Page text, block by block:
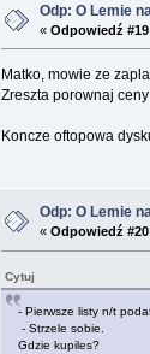
Odp: O Lemie
« Odpowiedź
Matko, mowie ze
Zreszta porownaj
Koncze oftopowa
Odp: O Lemie
« Odpowiedź
Cytuj
- Pierwsze listy n/t
- Strzele sobie.
Gdzie kupiles?